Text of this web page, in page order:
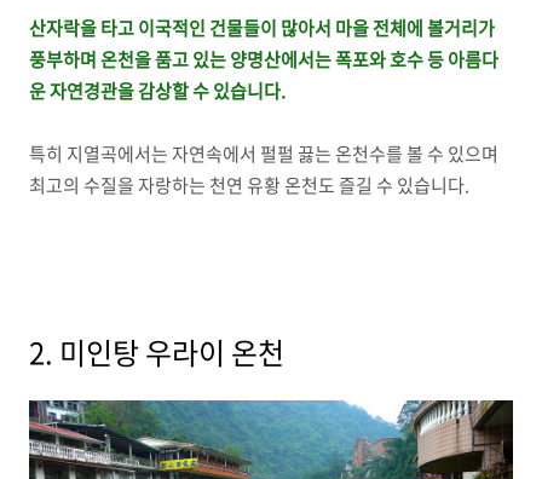
산자락을 타고 이국적인 건물들이 많아서 마을 전체에 볼거리가
풍부하며 온천을 품고 있는 양명산에서는 폭포와 호수 등 아름다
운 자연경관을 감상할 수 있습니다.
특히 지열곡에서는 자연속에서 펄펄 끓는 온천수를 볼 수 있으며
최고의 수질을 자랑하는 천연 유황 온천도 즐길 수 있습니다.
2. 미인탕 우라이 온천